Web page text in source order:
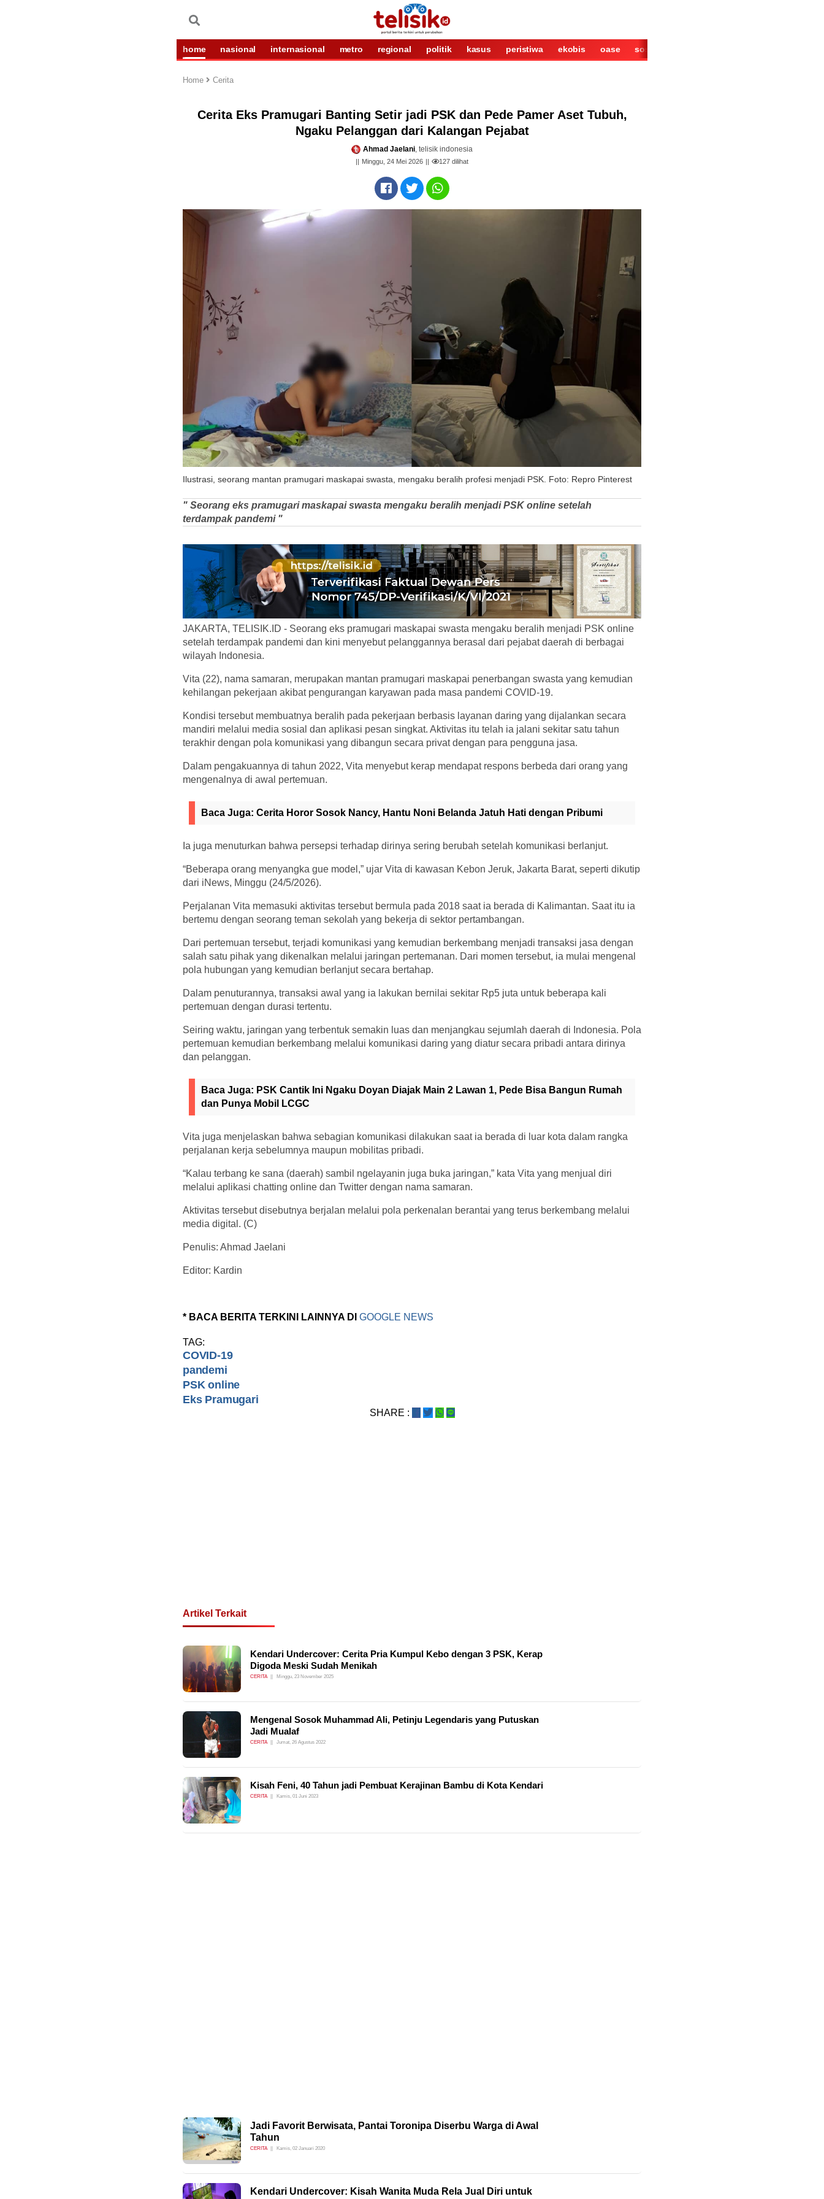
home nasional internasional metro regional politik kasus peristiwa ekobis oase sosok
Home Cerita
Cerita Eks Pramugari Banting Setir jadi PSK dan Pede Pamer Aset Tubuh,
Ngaku Pelanggan dari Kalangan Pejabat
Ahmad Jaelani, telisik indonesia
Minggu, 24 Mei 2026 127 dilihat
Ilustrasi, seorang mantan pramugari maskapai swasta, mengaku beralih profesi menjadi PSK. Foto: Repro Pinterest
" Seorang eks pramugari maskapai swasta mengaku beralih menjadi PSK online setelah
terdampak pandemi "
JAKARTA, TELISIK.ID - Seorang eks pramugari maskapai swasta mengaku beralih menjadi PSK online
setelah terdampak pandemi dan kini menyebut pelanggannya berasal dari pejabat daerah di berbagai
wilayah Indonesia.
Vita (22), nama samaran, merupakan mantan pramugari maskapai penerbangan swasta yang kemudian
kehilangan pekerjaan akibat pengurangan karyawan pada masa pandemi COVID-19.
Kondisi tersebut membuatnya beralih pada pekerjaan berbasis layanan daring yang dijalankan secara
mandiri melalui media sosial dan aplikasi pesan singkat. Aktivitas itu telah ia jalani sekitar satu tahun
terakhir dengan pola komunikasi yang dibangun secara privat dengan para pengguna jasa.
Dalam pengakuannya di tahun 2022, Vita menyebut kerap mendapat respons berbeda dari orang yang
mengenalnya di awal pertemuan.
Baca Juga: Cerita Horor Sosok Nancy, Hantu Noni Belanda Jatuh Hati dengan Pribumi
Ia juga menuturkan bahwa persepsi terhadap dirinya sering berubah setelah komunikasi berlanjut.
“Beberapa orang menyangka gue model,” ujar Vita di kawasan Kebon Jeruk, Jakarta Barat, seperti dikutip
dari iNews, Minggu (24/5/2026).
Perjalanan Vita memasuki aktivitas tersebut bermula pada 2018 saat ia berada di Kalimantan. Saat itu ia
bertemu dengan seorang teman sekolah yang bekerja di sektor pertambangan.
Dari pertemuan tersebut, terjadi komunikasi yang kemudian berkembang menjadi transaksi jasa dengan
salah satu pihak yang dikenalkan melalui jaringan pertemanan. Dari momen tersebut, ia mulai mengenal
pola hubungan yang kemudian berlanjut secara bertahap.
Dalam penuturannya, transaksi awal yang ia lakukan bernilai sekitar Rp5 juta untuk beberapa kali
pertemuan dengan durasi tertentu.
Seiring waktu, jaringan yang terbentuk semakin luas dan menjangkau sejumlah daerah di Indonesia. Pola
pertemuan kemudian berkembang melalui komunikasi daring yang diatur secara pribadi antara dirinya
dan pelanggan.
Baca Juga: PSK Cantik Ini Ngaku Doyan Diajak Main 2 Lawan 1, Pede Bisa Bangun Rumah
dan Punya Mobil LCGC
Vita juga menjelaskan bahwa sebagian komunikasi dilakukan saat ia berada di luar kota dalam rangka
perjalanan kerja sebelumnya maupun mobilitas pribadi.
“Kalau terbang ke sana (daerah) sambil ngelayanin juga buka jaringan,” kata Vita yang menjual diri
melalui aplikasi chatting online dan Twitter dengan nama samaran.
Aktivitas tersebut disebutnya berjalan melalui pola perkenalan berantai yang terus berkembang melalui
media digital. (C)
Penulis: Ahmad Jaelani
Editor: Kardin
* BACA BERITA TERKINI LAINNYA DI GOOGLE NEWS
TAG:
COVID-19
pandemi
PSK online
Eks Pramugari
SHARE :
Artikel Terkait
Kendari Undercover: Cerita Pria Kumpul Kebo dengan 3 PSK, Kerap
Digoda Meski Sudah Menikah
CERITA Minggu, 23 November 2025
Mengenal Sosok Muhammad Ali, Petinju Legendaris yang Putuskan
Jadi Mualaf
CERITA Jumat, 26 Agustus 2022
Kisah Feni, 40 Tahun jadi Pembuat Kerajinan Bambu di Kota Kendari
CERITA Kamis, 01 Juni 2023
Jadi Favorit Berwisata, Pantai Toronipa Diserbu Warga di Awal
Tahun
CERITA Kamis, 02 Januari 2020
Kendari Undercover: Kisah Wanita Muda Rela Jual Diri untuk